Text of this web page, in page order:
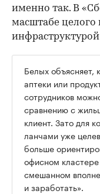
именно так. В
масштабе целого
Белых объясняет,
аптеки или
сотрудников
сравнению с
клиент. Зато для
ланчами уже
больше
офисном
смешанном
и заработать».